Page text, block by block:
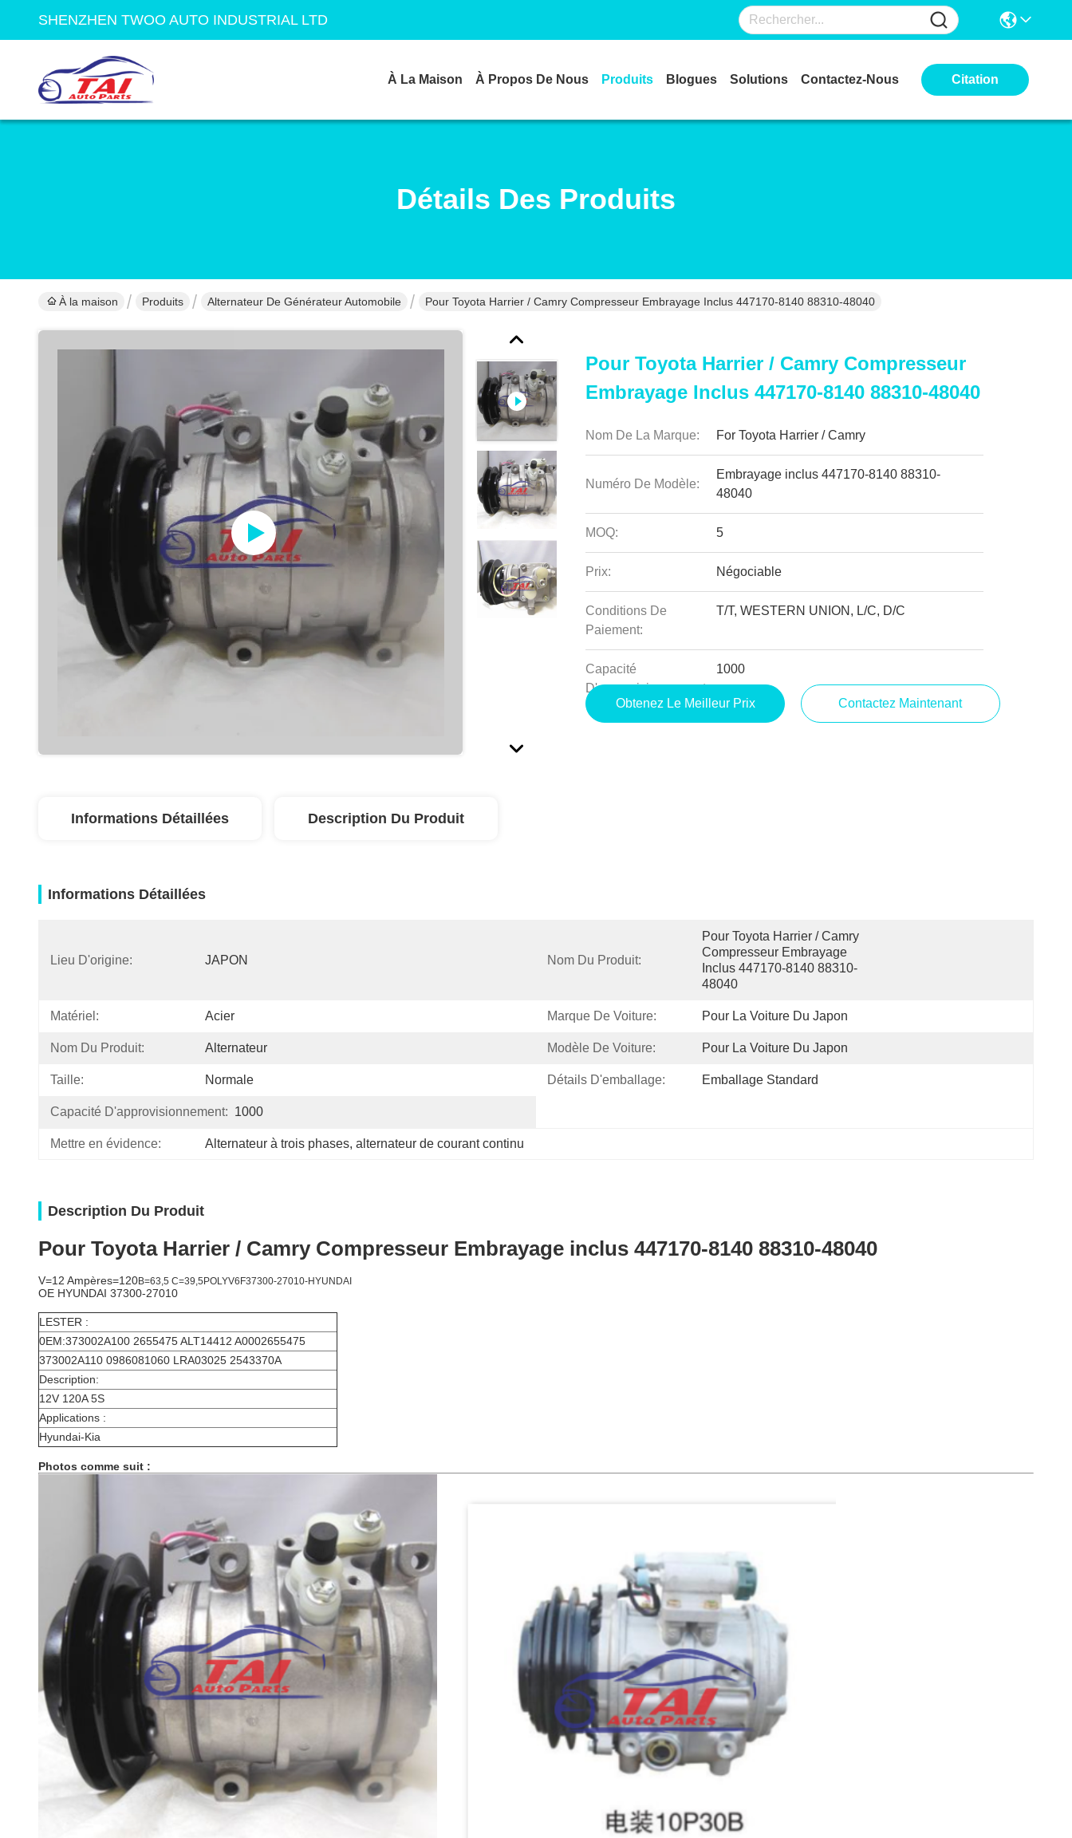
SHENZHEN TWOO AUTO INDUSTRIAL LTD
À La Maison À Propos De Nous Produits Blogues Solutions Contactez-Nous Citation
Détails Des Produits
À la maison Produits Alternateur De Générateur Automobile Pour Toyota Harrier / Camry Compresseur Embrayage Inclus 447170-8140 88310-48040
Pour Toyota Harrier / Camry Compresseur
Embrayage Inclus 447170-8140 88310-48040
Nom De La Marque: For Toyota Harrier / Camry
Numéro De Modèle:
Embrayage inclus 447170-8140 88310-
48040
MOQ: 5
Prix: Négociable
Conditions De
Paiement:
T/T, WESTERN UNION, L/C, D/C
Capacité
D'approvisionnement:
1000
Obtenez Le Meilleur Prix Contactez Maintenant
Informations Détaillées Description Du Produit
Informations Détaillées
Lieu D'origine: JAPON Nom Du Produit:
Pour Toyota Harrier / Camry
Compresseur Embrayage
Inclus 447170-8140 88310-
48040
Matériel: Acier Marque De Voiture: Pour La Voiture Du Japon
Nom Du Produit: Alternateur Modèle De Voiture: Pour La Voiture Du Japon
Taille: Normale Détails D'emballage: Emballage Standard
Capacité D'approvisionnement: 1000
Mettre en évidence: Alternateur à trois phases, alternateur de courant continu
Description Du Produit
Pour Toyota Harrier / Camry Compresseur Embrayage inclus 447170-8140 88310-48040
V=12 Ampères=120B=63,5 C=39,5 POLYV6F37300-27010-HYUNDAI
OE HYUNDAI 37300-27010
LESTER :
0EM:373002A100 2655475 ALT14412 A0002655475
373002A110 0986081060 LRA03025 2543370A
Description:
12V 120A 5S
Applications :
Hyundai-Kia
Photos comme suit :